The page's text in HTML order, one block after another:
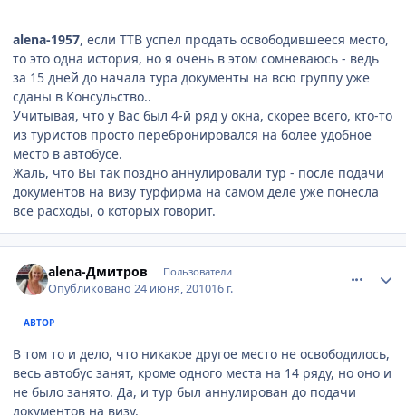
alena-1957, если ТТВ успел продать освободившееся место,
то это одна история, но я очень в этом сомневаюсь - ведь
за 15 дней до начала тура документы на всю группу уже
сданы в Консульство..
Учитывая, что у Вас был 4-й ряд у окна, скорее всего, кто-то
из туристов просто перебронировался на более удобное
место в автобусе.
Жаль, что Вы так поздно аннулировали тур - после подачи
документов на визу турфирма на самом деле уже понесла
все расходы, о которых говорит.
alena-Дмитров Пользователи
Опубликовано24 июня, 201016 г.
АВТОР
В том то и дело, что никакое другое место не освободилось,
весь автобус занят, кроме одного места на 14 ряду, но оно и
не было занято. Да, и тур был аннулирован до подачи
документов на визу.